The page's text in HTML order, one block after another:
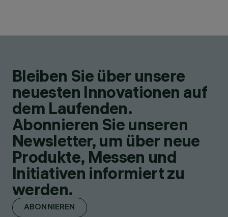
Bleiben Sie über unsere
neuesten Innovationen auf
dem Laufenden.
Abonnieren Sie unseren
Newsletter, um über neue
Produkte, Messen und
Initiativen informiert zu
werden.
ABONNIEREN